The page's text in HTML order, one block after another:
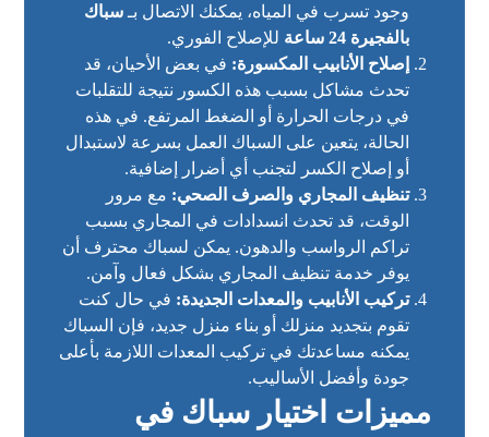
وجود تسرب في المياه، يمكنك الاتصال بـسباك
بالفجيرة 24 ساعة
للإصلاح الفوري.
إصلاح الأنابيب المكسورة: في بعض الأحيان، قد
تحدث مشاكل بسبب هذه الكسور نتيجة للتقلبات
في درجات الحرارة أو الضغط المرتفع. في هذه
الحالة، يتعين على السباك العمل بسرعة لاستبدال
أو إصلاح الكسر لتجنب أي أضرار إضافية.
تنظيف المجاري والصرف الصحي: مع مرور
الوقت، قد تحدث انسدادات في المجاري بسبب
تراكم الرواسب والدهون. يمكن لسباك محترف أن
يوفر خدمة تنظيف المجاري بشكل فعال وآمن.
تركيب الأنابيب والمعدات الجديدة: في حال كنت
تقوم بتجديد منزلك أو بناء منزل جديد، فإن السباك
يمكنه مساعدتك في تركيب المعدات اللازمة بأعلى
جودة وأفضل الأساليب.
مميزات اختيار سباك في